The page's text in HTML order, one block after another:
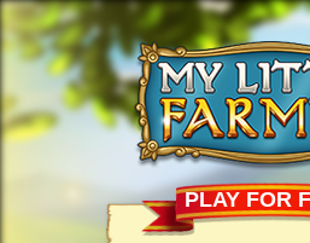
PLAY FOR